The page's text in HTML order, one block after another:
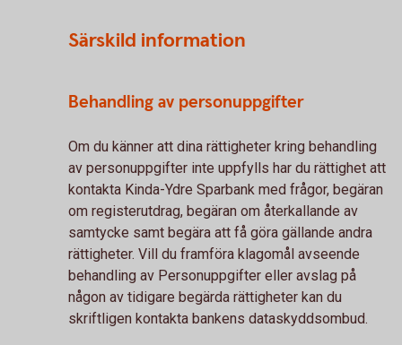
Särskild information
Behandling av personuppgifter
Om du känner att dina rättigheter kring behandling
av personuppgifter inte uppfylls har du rättighet att
kontakta Kinda-Ydre Sparbank med frågor, begäran
om registerutdrag, begäran om återkallande av
samtycke samt begära att få göra gällande andra
rättigheter. Vill du framföra klagomål avseende
behandling av Personuppgifter eller avslag på
någon av tidigare begärda rättigheter kan du
skriftligen kontakta bankens dataskyddsombud.